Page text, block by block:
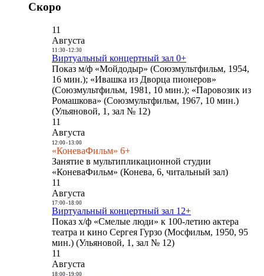
Скоро
11
Августа
11:30- 12:30
Виртуальный концертный зал 0+
Показ м/ф «Мойдодыр» (Союзмультфильм, 1954,
16 мин.); «Ивашка из Дворца пионеров»
(Союзмультфильм, 1981, 10 мин.); «Паровозик из
Ромашкова» (Союзмультфильм, 1967, 10 мин.)
(Ульяновой, 1, зал № 12)
11
Августа
12:00- 13:00
«КоневаФильм» 6+
Занятие в мультипликационной студии
«КоневаФильм» (Конева, 6, читальный зал)
11
Августа
17:00- 18:00
Виртуальный концертный зал 12+
Показ х/ф «Смелые люди» к 100-летию актера
театра и кино Сергея Гурзо (Мосфильм, 1950, 95
мин.) (Ульяновой, 1, зал № 12)
11
Августа
18:00- 19:00